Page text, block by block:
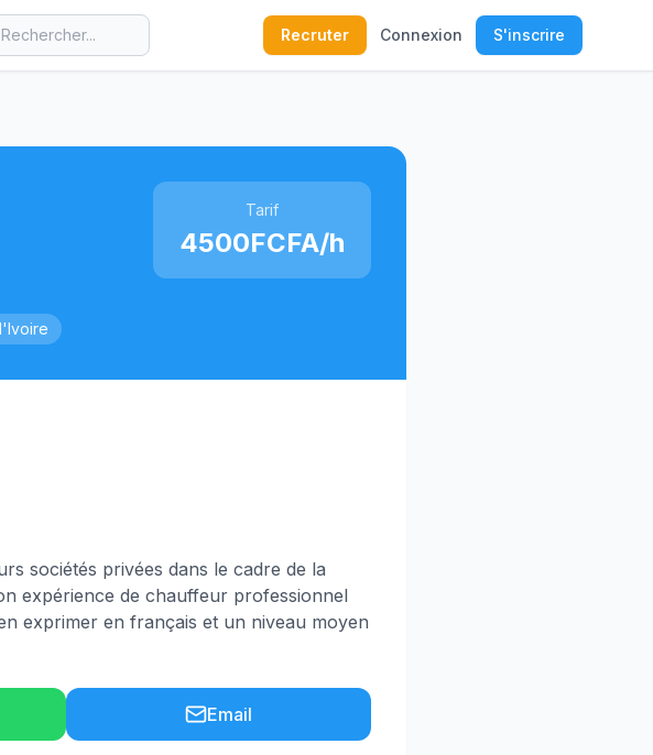
Recruter Connexion S'inscrire
Tarif
4500FCFA/h
sociétés privées dans le cadre de la
expérience de chauffeur professionnel
exprimer en français et un niveau moyen
Email